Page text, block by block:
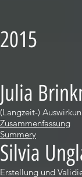
2015
Julia
(Langzeit-)
Zusammenfassung
Summery
Silvia
Erstellung und